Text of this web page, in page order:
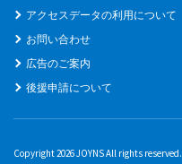
アクセスデータの利用について
お問い合わせ
広告のご案内
後援申請について
Copyright 2026 JOYNS All rights reserved.